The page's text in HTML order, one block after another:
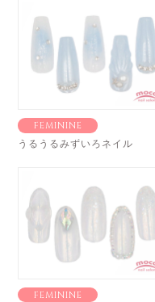
FEMININE
うるうるみずいろネイル
FEMININE